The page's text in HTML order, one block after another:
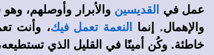
عمل في
القديسين والأبرار وأوصلهم،
والإهمال. إنما النعمة تعمل فيك، وأنت
خاطئة. وكُن أمينًا في القليل الذي